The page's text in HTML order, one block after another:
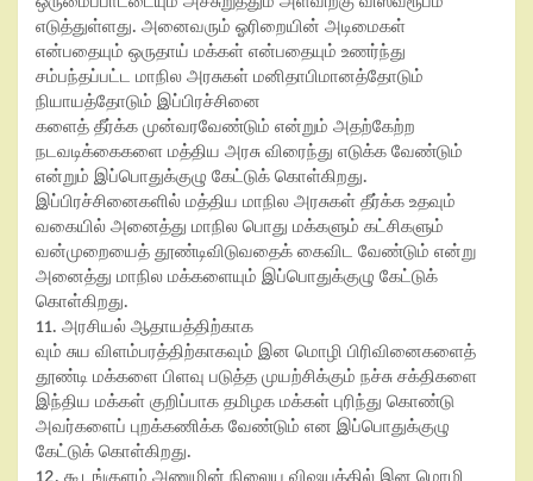
எடுத்துள்ளது. அனைவரும் ஓரிறையின் அடிமைகள்
என்பதையும் ஒருதாய் மக்கள் என்பதையும் உணர்ந்து
சம்பந்தப்பட்ட மாநில அரசுகள் மனிதாபிமானத்தோடும்
நியாயத்தோடும் இப்பிரச்சினை
களைத் தீர்க்க முன்வரவேண்டும் என்றும் அதற்கேற்ற
நடவடிக்கைகளை மத்திய அரசு விரைந்து எடுக்க வேண்டும்
என்றும் இப்பொதுக்குழு கேட்டுக் கொள்கிறது.
இப்பிரச்சினைகளில் மத்திய மாநில அரசுகள் தீர்க்க உதவும்
வகையில் அனைத்து மாநில பொது மக்களும் கட்சிகளும்
வன்முறையைத் தூண்டிவிடுவதைக் கைவிட வேண்டும் என்று
அனைத்து மாநில மக்களையும் இப்பொதுக்குழு கேட்டுக்
கொள்கிறது.
11. அரசியல் ஆதாயத்திற்காக
வும் சுய விளம்பரத்திற்காகவும் இன மொழி பிரிவினைகளைத்
தூண்டி மக்களை பிளவு படுத்த முயற்சிக்கும் நச்சு சக்திகளை
இந்திய மக்கள் குறிப்பாக தமிழக மக்கள் புரிந்து கொண்டு
அவர்களைப் புறக்கணிக்க வேண்டும் என இப்பொதுக்குழு
கேட்டுக் கொள்கிறது.
12. கூடங்குளம் அணுமின் நிலைய விஷயத்தில் இன மொழி